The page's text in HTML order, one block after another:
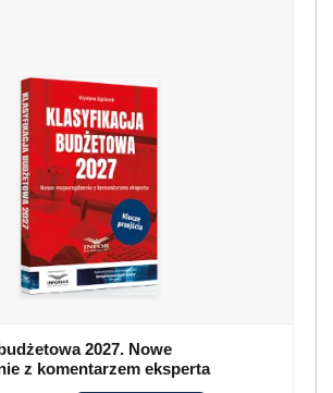
2027. Nowe
z komentarzem eksperta